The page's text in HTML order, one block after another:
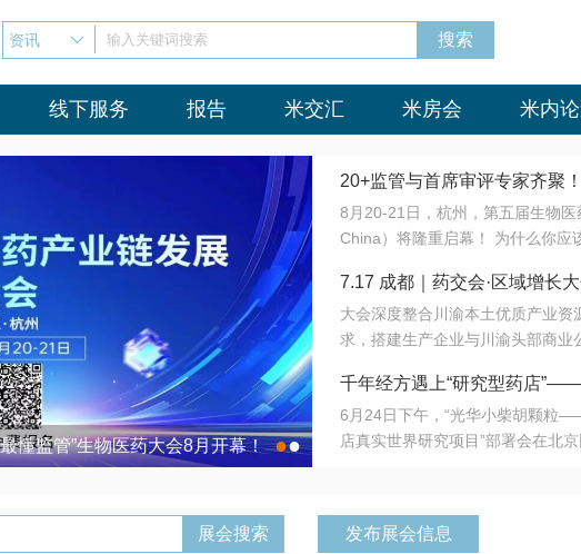
资讯 输入关键词搜索
线下服务 报告 米交汇 米房会 米内
懂监管”生物医药大会8月开幕！ 7.17 成都｜药交会·区域增长大
●●
20+监管与首席审评专家齐聚
会8月开幕！
8月20-21日，杭州，第五届生物
China）将隆重启幕！ 为什么你应
法正重新定义研发效率；另一端是
难题，呼唤更成熟的产业生态。 同
同与出海能力建设才是破局关键。
算力突围；从中药创新、复杂药
术攻坚，到CDMO的柔性智造。
室”与“生产线”、“研发端”与“支付
7.17 成都｜药交会·区域增长
营
大会深度整合川渝本土优质产业
求，搭建生产企业与川渝头部商业
域增量份额夯实西南市场战略布局
千年经方遇上“研究型药店
目在北京同仁堂佛山连锁启动
6月24日下午，“光华小柴胡颗粒
店真实世界研究项目”部署会在北
发布展会信息